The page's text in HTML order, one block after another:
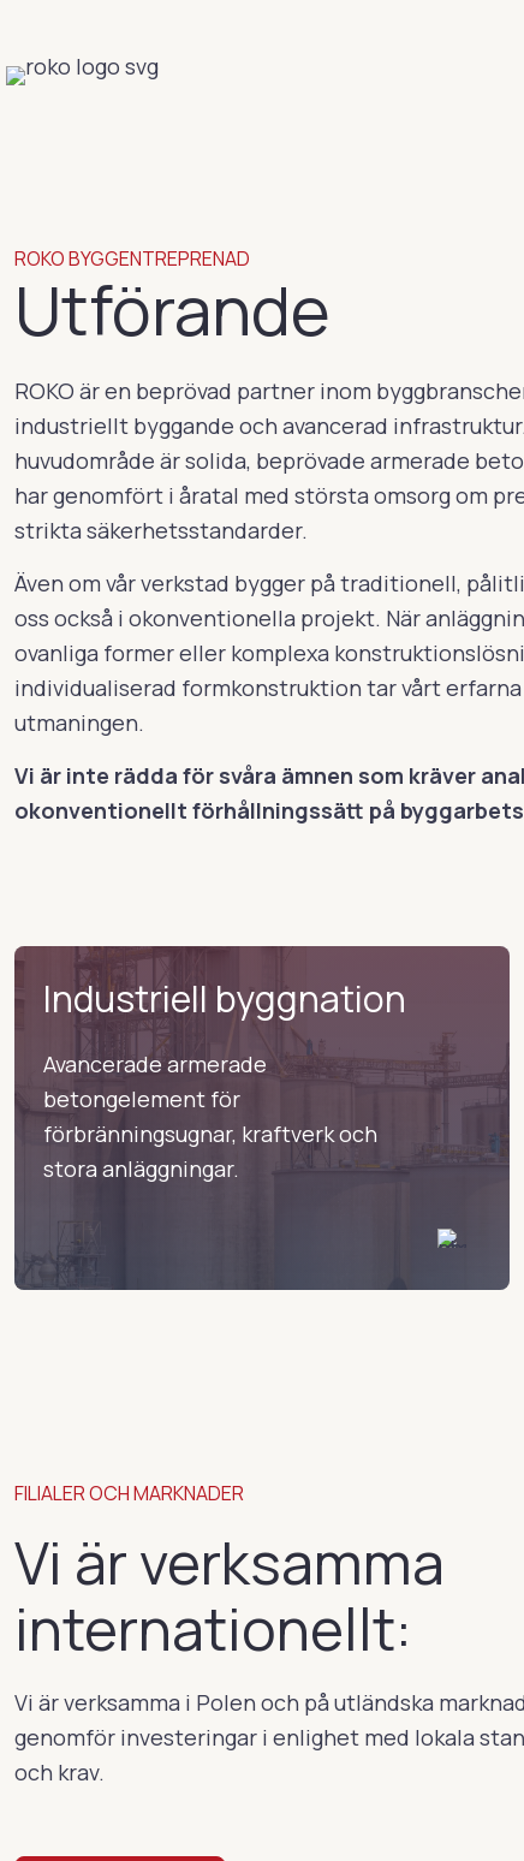
ROKO BYGGENTREPRENAD
Utförande
ROKO är en beprövad partner inom
industriellt byggande och avancerad
huvudområde är solida, beprövade armerade
har genomfört i åratal med största omsorg om
strikta säkerhetsstandarder.
Även om vår verkstad bygger på traditionell,
oss också i okonventionella projekt. När
ovanliga former eller komplexa
individualiserad formkonstruktion tar vårt
utmaningen.
Vi är inte rädda för svåra ämnen som kräver
okonventionellt förhållningssätt på
Industriell byggnation
Avancerade armerade
betongelement för
förbränningsugnar, kraftverk och
stora anläggningar.
FILIALER OCH MARKNADER
Vi är verksamma
internationellt:
Vi är verksamma i Polen och på utländska
genomför investeringar i enlighet med lokala
och krav.